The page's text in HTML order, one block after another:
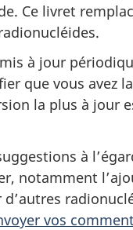
Ce livret
à jour
que vous avez
la plus à jour
à
notamment
vos